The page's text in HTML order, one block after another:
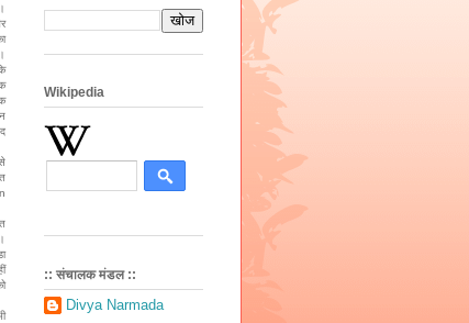
Wikipedia
:: संचालक मंडल ::
Divya Narmada